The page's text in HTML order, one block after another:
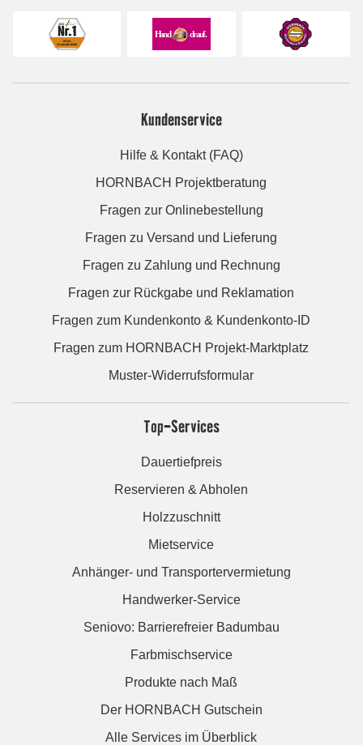
Kundenservice
Hilfe & Kontakt (FAQ)
HORNBACH Projektberatung
Fragen zur Onlinebestellung
Fragen zu Versand und Lieferung
Fragen zu Zahlung und Rechnung
Fragen zur Rückgabe und Reklamation
Fragen zum Kundenkonto & Kundenkonto-ID
Fragen zum HORNBACH Projekt-Marktplatz
Muster-Widerrufsformular
Top-Services
Dauertiefpreis
Reservieren & Abholen
Holzzuschnitt
Mietservice
Anhänger- und Transportervermietung
Handwerker-Service
Seniovo: Barrierefreier Badumbau
Farbmischservice
Produkte nach Maß
Der HORNBACH Gutschein
Alle Services im Überblick